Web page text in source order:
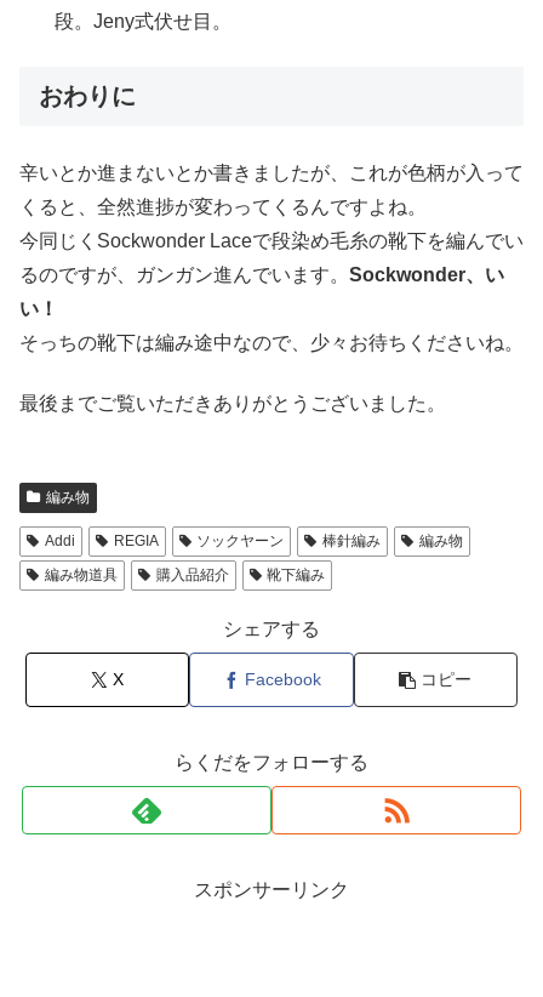
段。Jeny式伏せ目。
おわりに
辛いとか進まないとか書きましたが、これが色柄が入って
くると、全然進捗が変わってくるんですよね。
今同じくSockwonder Laceで段染め毛糸の靴下を編んでい
るのですが、ガンガン進んでいます。 Sockwonder、い
い！
そっちの靴下は編み途中なので、少々お待ちくださいね。
最後までご覧いただきありがとうございました。
編み物
Addi REGIA ソックヤーン 棒針編み
編み物
編み物道具
購入品紹介 靴下編み
シェアする
X Facebook コピー
らくだをフォローする
スポンサーリンク